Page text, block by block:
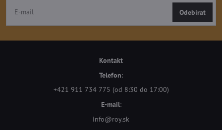
Odebírat
Kontakt
Telefon:
+421 911 734 775 (od 8:30 do 17:00)
E-mail:
info@roy.sk